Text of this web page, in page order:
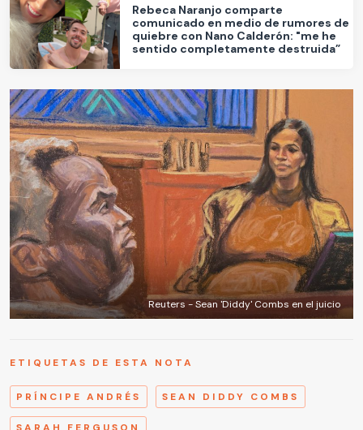
Rebeca Naranjo comparte
comunicado en medio de rumores de
quiebre con Nano Calderón: "me he
sentido completamente destruida”
Reuters - Sean 'Diddy' Combs en el juicio
ETIQUETAS DE ESTA NOTA
PRÍNCIPE ANDRÉS SEAN DIDDY COMBS
SARAH FERGUSON